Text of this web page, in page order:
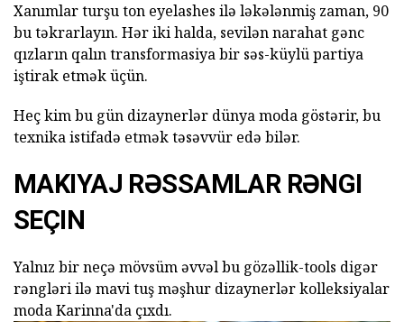
Xanımlar turşu ton eyelashes ilə ləkələnmiş zaman, 90
bu təkrarlayın. Hər iki halda, sevilən narahat gənc
qızların qalın transformasiya bir səs-küylü partiya
iştirak etmək üçün.
Heç kim bu gün dizaynerlər dünya moda göstərir, bu
texnika istifadə etmək təsəvvür edə bilər.
MAKIYAJ RƏSSAMLAR RƏNGI
SEÇIN
Yalnız bir neçə mövsüm əvvəl bu gözəllik-tools digər
rəngləri ilə mavi tuş məşhur dizaynerlər kolleksiyalar
moda Karinna'da çıxdı.